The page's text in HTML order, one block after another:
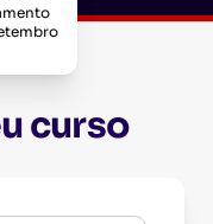
curso